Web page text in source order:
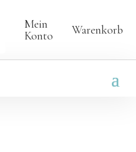
Mein
Konto
Warenkorb